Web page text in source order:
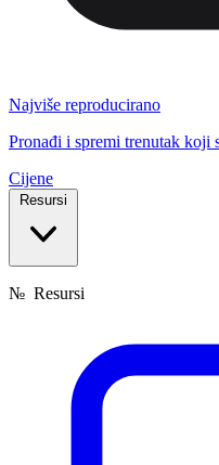
Najviše reproducirano
Pronađi i spremi trenutak koji
Cijene
Resursi
№ Resursi